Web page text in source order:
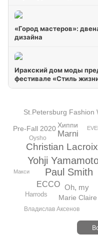
«Город мастеров»:
дизайна
Иракский дом моды
фестивале «Стиль
Yohji
Paul Smith
Christian Lacroix
Marni
ECCO Oh, my
Marie Claire
St.Petersburg Fashion
Хиппи
Pre-Fall 2020
Harrods
Oysho
Владислав Аксенов
Макси